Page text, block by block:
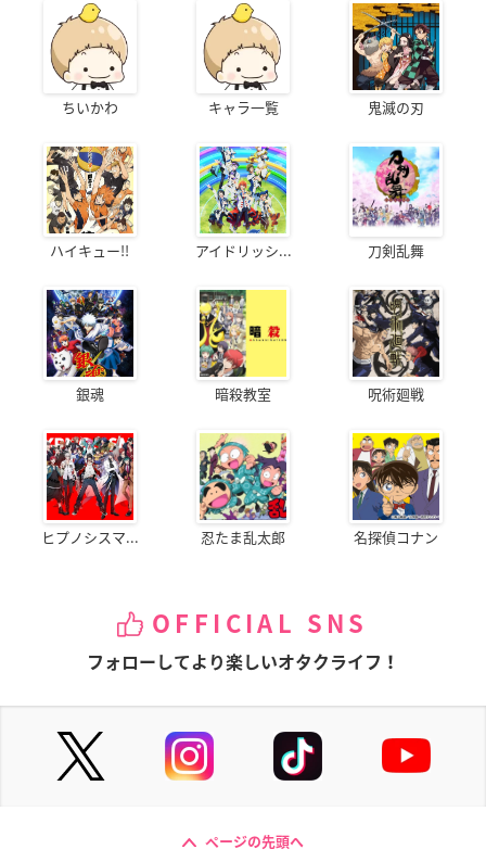
ちいかわ キャラ一覧 鬼滅の刃
ハイキュー!! アイドリッシ... 刀剣乱舞
銀魂 暗殺教室 呪術廻戦
ヒプノシスマ... 忍たま乱太郎 名探偵コナン
OFFICIAL SNS
フォローしてより楽しいオタクライフ！
ページの先頭へ